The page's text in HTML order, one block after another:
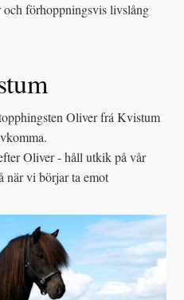
och förhoppningsvis livslång
Oliver frá Kvistum
Oliver - håll utkik på vår
när vi börjar ta emot